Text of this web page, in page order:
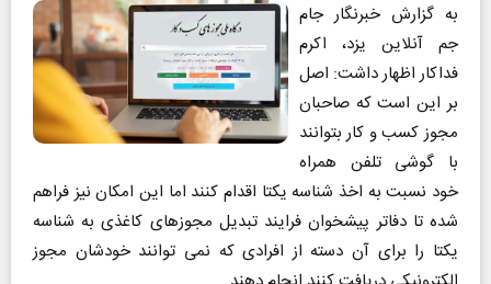
به گزارش خبرنگار جام
جم آنلاین یزد، اکرم
فداکار اظهار داشت: اصل
بر این است که صاحبان
مجوز کسب و کار بتوانند
با گوشی تلفن همراه
خود نسبت به اخذ شناسه یکتا اقدام کنند اما این امکان نیز فراهم
شده تا دفاتر پیشخوان فرایند تبدیل مجوزهای کاغذی به شناسه
یکتا را برای آن دسته از افرادی که نمی توانند خودشان مجوز